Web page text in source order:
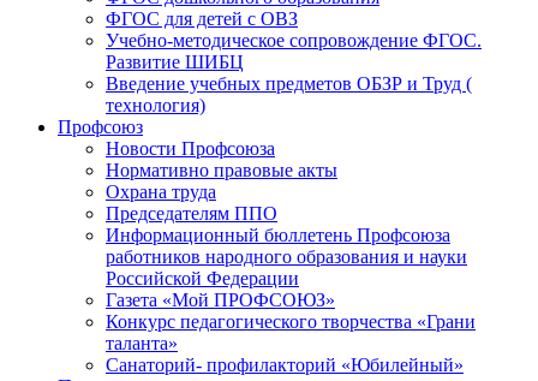
ФГОС для детей с ОВЗ
Учебно-методическое сопровождение ФГОС.
Развитие ШИБЦ
Введение учебных предметов ОБЗР и Труд (
технология)
Профсоюз
Новости Профсоюза
Нормативно правовые акты
Охрана труда
Председателям ППО
Информационный бюллетень Профсоюза
работников народного образования и науки
Российской Федерации
Газета «Мой ПРОФСОЮЗ»
Конкурс педагогического творчества «Грани
таланта»
Санаторий- профилакторий «Юбилейный»